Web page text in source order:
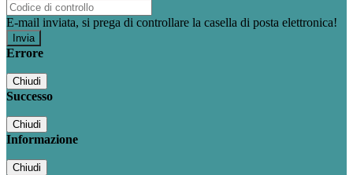
E-mail inviata, si prega di controllare la casella di posta elettronica!
Errore
Chiudi
Successo
Chiudi
Informazione
Chiudi